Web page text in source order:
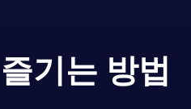
기는 방법